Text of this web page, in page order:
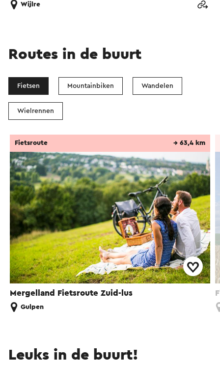
Wijlre
Routes in de buurt
Fietsen Mountainbiken Wandelen
Wielrennen
Mergelland Fietsroute Zuid-lus
Fietsroute → 63,4 km
Gulpen
Leuks in de buurt!